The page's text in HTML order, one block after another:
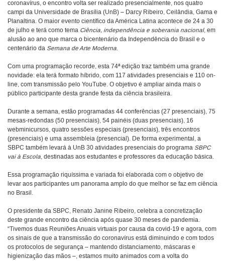
coronavírus, o encontro volta ser realizado presencialmente, nos quatro
campi da Universidade de Brasília (UnB) – Darcy Ribeiro, Ceilândia, Gama e
Planaltina. O maior evento científico da América Latina acontece de 24 a 30
de julho e terá como tema Ciência, independência e soberania nacional, em
alusão ao ano que marca o bicentenário da Independência do Brasil e o
centenário da Semana de Arte Moderna.
Com uma programação recorde, esta 74ª edição traz também uma grande
novidade: ela terá formato híbrido, com 117 atividades presenciais e 110 on-
line, com transmissão pelo YouTube. O objetivo é ampliar ainda mais o
público participante desta grande festa da ciência brasileira.
Durante a semana, estão programadas 44 conferências (27 presenciais), 75
mesas-redondas (50 presenciais), 54 painéis (duas presenciais), 16
webminicursos, quatro sessões especiais (presenciais), três encontros
(presenciais) e uma assembleia (presencial). De forma experimental, a
SBPC também levará à UnB 30 atividades presenciais do programa SBPC
vai à Escola, destinadas aos estudantes e professores da educação básica.
Essa programação riquíssima e variada foi elaborada com o objetivo de
levar aos participantes um panorama amplo do que melhor se faz em ciência
no Brasil.
O presidente da SBPC, Renato Janine Ribeiro, celebra a concretização
deste grande encontro da ciência após quase 30 meses de pandemia.
“Tivemos duas Reuniões Anuais virtuais por causa da covid-19 e agora, com
os sinais de que a transmissão do coronavírus está diminuindo e com todos
os protocolos de segurança – mantendo distanciamento, máscaras e
higienização das mãos –, estamos muito animados com a volta do